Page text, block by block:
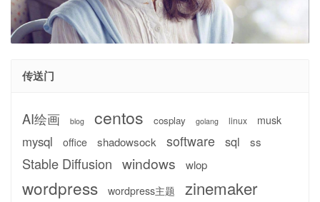
传送门
AI绘画 blog centos cosplay golang linux musk
mysql office shadowsock software sql ss
Stable Diffusion windows wlop
wordpress wordpress主题 zinemaker